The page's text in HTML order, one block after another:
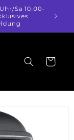
Sa 10:00-
Warenkorb